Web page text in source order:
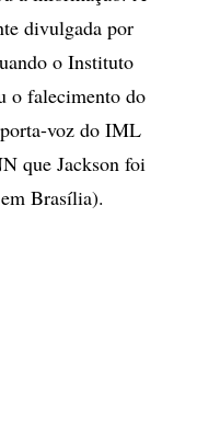
divulgada por
o Instituto
o falecimento do
voz do IML
que Jackson foi
Brasília).